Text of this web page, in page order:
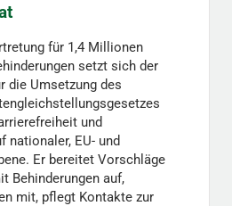
für 1,4 Millionen
setzt sich der
die Umsetzung des
und
nationaler, EU- und
Er bereitet Vorschläge
Behinderungen auf,
mit, pflegt Kontakte zur